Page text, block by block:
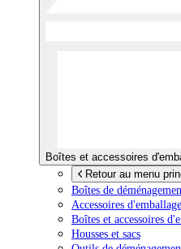
Boîtes et accessoires
Retour au menu
Boîtes de
Accessoires d'emballage
Boîtes et accessoires
Housses et sacs